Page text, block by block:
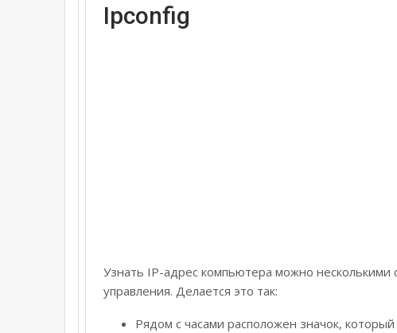
Ipconfig
Узнать IP-адрес компьютера можно
управления. Делается это так:
Рядом с часами расположен значок,